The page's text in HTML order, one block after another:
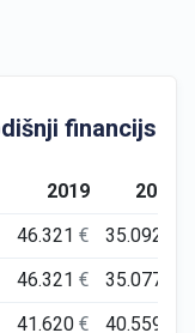
financijski
2019
2020
46.321€ 35.092
46.321€ 35.077
41.620€ 40.559